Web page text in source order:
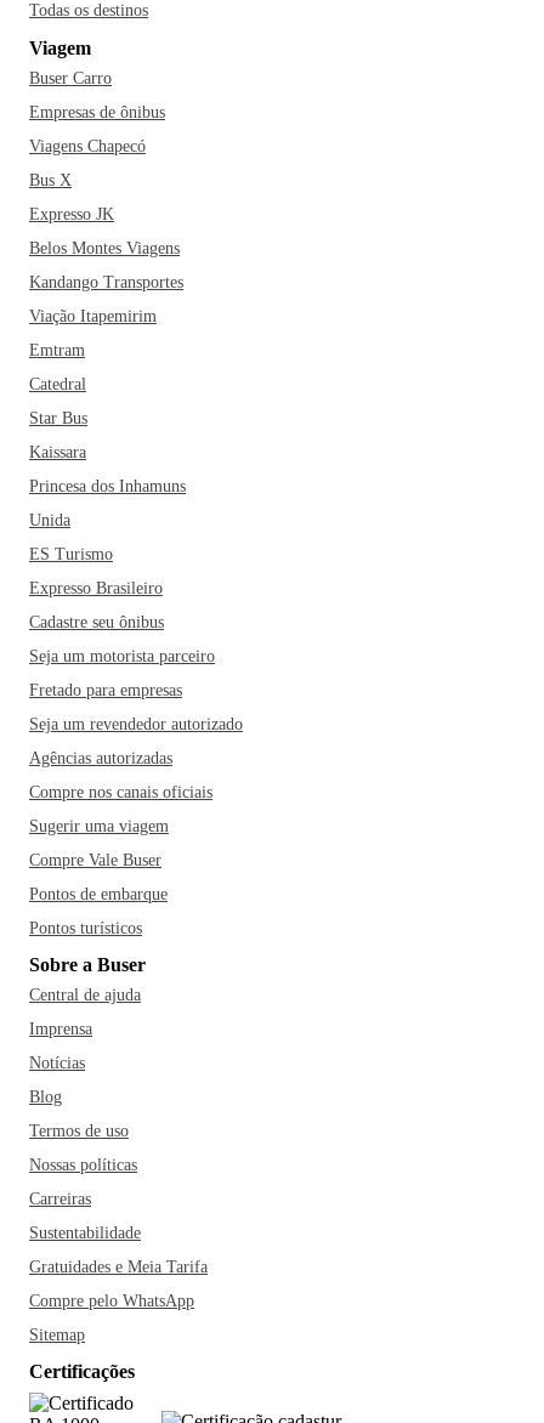
Todas os destinos
Viagem
Buser Carro
Empresas de ônibus
Viagens Chapecó
Bus X
Expresso JK
Belos Montes Viagens
Kandango Transportes
Viação Itapemirim
Emtram
Catedral
Star Bus
Kaissara
Princesa dos Inhamuns
Unida
ES Turismo
Expresso Brasileiro
Cadastre seu ônibus
Seja um motorista parceiro
Fretado para empresas
Seja um revendedor autorizado
Agências autorizadas
Compre nos canais oficiais
Sugerir uma viagem
Compre Vale Buser
Pontos de embarque
Pontos turísticos
Sobre a Buser
Central de ajuda
Imprensa
Notícias
Blog
Termos de uso
Nossas políticas
Carreiras
Sustentabilidade
Gratuidades e Meia Tarifa
Compre pelo WhatsApp
Sitemap
Certificações